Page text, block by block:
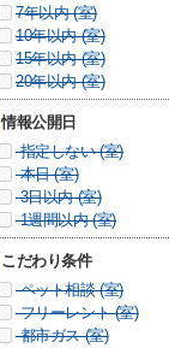
7年以内 (室)
10年以内 (室)
15年以内 (室)
20年以内 (室)
情報公開日
指定しない (室)
本日 (室)
3日以内 (室)
1週間以内 (室)
こだわり条件
ペット相談 (室)
フリーレント (室)
都市ガス (室)